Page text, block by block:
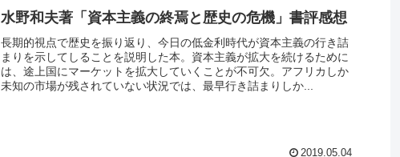
水野和夫著「資本主義の終焉と歴史の危機」書評感想
長期的視点で歴史を振り返り、今日の低金利時代が資本主義の行き詰
まりを示してしることを説明した本。資本主義が拡大を続けるために
は、途上国にマーケットを拡大していくことが不可欠。アフリカしか
未知の市場が残されていない状況では、最早行き詰まりしか...
2019.05.04